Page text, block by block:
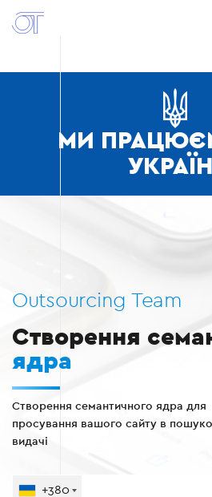
МИ
Outsourcing Team
Створення
ядра
Створення семантичного ядра для
просування вашого сайту в
видачі
+380